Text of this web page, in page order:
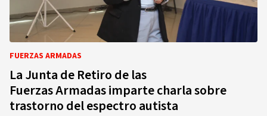
FUERZAS ARMADAS
La Junta de Retiro de las
Fuerzas Armadas imparte charla sobre
trastorno del espectro autista